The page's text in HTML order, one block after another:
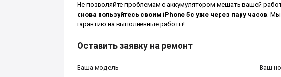
Не позволяйте проблемам с аккумулятором мешать вашей
снова пользуйтесь своим iPhone 5c уже через пару часов. Мы
гарантию на выполненные работы!
Оставить заявку на ремонт
Ваша модель Ваш